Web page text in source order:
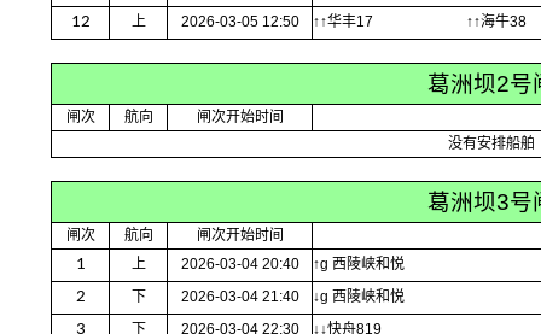
12 上 2026-03-05 12:50 ↑↑华丰17 ↑↑海牛38
葛洲坝2号
闸次 航向
闸次开始时间
没有安排船舶
葛洲坝3号
闸次 航向 闸次开始时间
1 上 2026-03-04 20:40 ↑g 西陵峡和悦
2 下 2026-03-04 21:40 ↓g 西陵峡和悦
3 下 2026-03-04 22:30 ↓↓快舟819